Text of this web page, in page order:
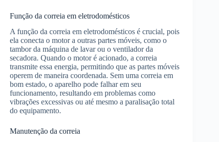
Função da correia em eletrodomésticos
A função da correia em eletrodomésticos é crucial, pois
ela conecta o motor a outras partes móveis, como o
tambor da máquina de lavar ou o ventilador da
secadora. Quando o motor é acionado, a correia
transmite essa energia, permitindo que as partes móveis
operem de maneira coordenada. Sem uma correia em
bom estado, o aparelho pode falhar em seu
funcionamento, resultando em problemas como
vibrações excessivas ou até mesmo a paralisação total
do equipamento.
Manutenção da correia